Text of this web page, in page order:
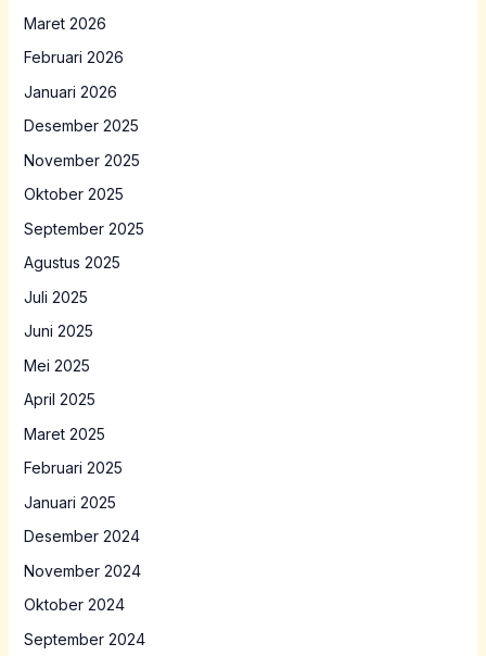
Maret 2026
Februari 2026
Januari 2026
Desember 2025
November 2025
Oktober 2025
September 2025
Agustus 2025
Juli 2025
Juni 2025
Mei 2025
April 2025
Maret 2025
Februari 2025
Januari 2025
Desember 2024
November 2024
Oktober 2024
September 2024